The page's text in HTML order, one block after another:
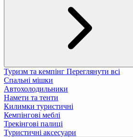
Туризм та кемпінг Переглянути всі
Спальні мішки
Автохолодильники
Намети та тенти
Килимки туристичні
Кемпінгові меблі
Трекінгові палиці
Туристичні аксесуари